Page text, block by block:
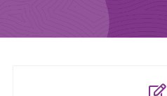
Actualités